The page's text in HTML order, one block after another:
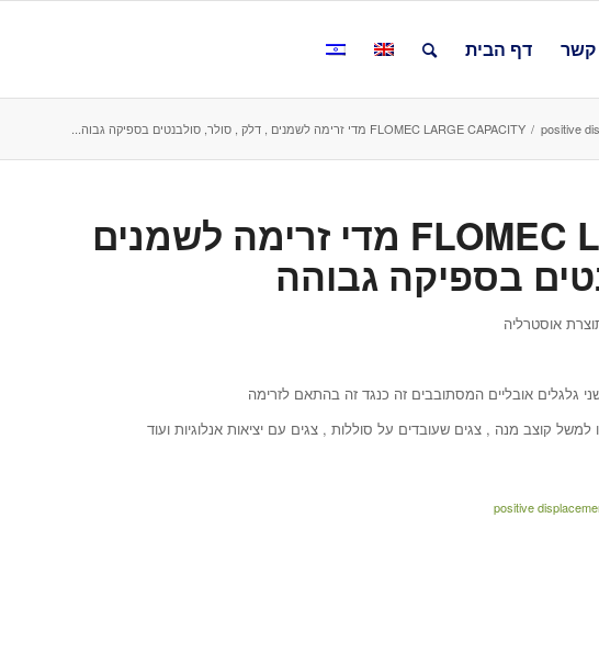
קשר דף הבית
/ FLOMEC LARGE CAPACITY מדי זרימה לשמנים , דלק , סולר, סולבנטים בספיקה גבוה...
FLOMEC LARGE CAPACITY מדי זרימה לשמנים
בספיקה גבוהה
אוסטרליה
למשל קוצב מנה , צגים שעובדים על סוללות , צגים עם יציאות אנלוגיות ועוד